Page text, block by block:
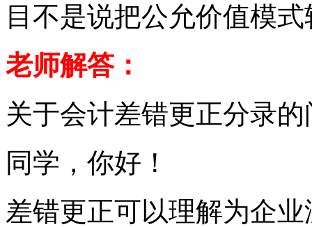
目不是说把公允价值模
老师解答：
关于会计差错更正分录
同学，你好！
差错更正可以理解为企